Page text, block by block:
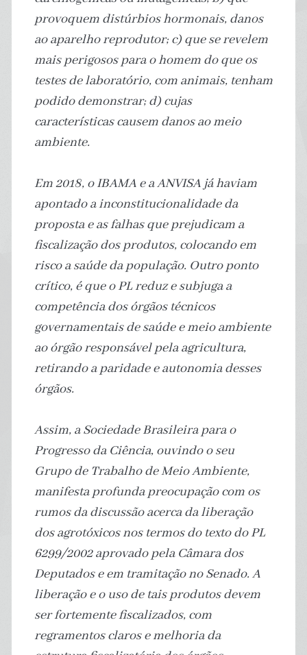
provoquem distúrbios hormonais, danos
ao aparelho reprodutor; c) que se revelem
mais perigosos para o homem do que os
testes de laboratório, com animais, tenham
podido demonstrar; d) cujas
características causem danos ao meio
ambiente.
Em 2018, o IBAMA e a ANVISA já haviam
apontado a inconstitucionalidade da
proposta e as falhas que prejudicam a
fiscalização dos produtos, colocando em
risco a saúde da população. Outro ponto
crítico, é que o PL reduz e subjuga a
competência dos órgãos técnicos
governamentais de saúde e meio ambiente
ao órgão responsável pela agricultura,
retirando a paridade e autonomia desses
órgãos.
Assim, a Sociedade Brasileira para o
Progresso da Ciência, ouvindo o seu
Grupo de Trabalho de Meio Ambiente,
manifesta profunda preocupação com os
rumos da discussão acerca da liberação
dos agrotóxicos nos termos do texto do PL
6299/2002 aprovado pela Câmara dos
Deputados e em tramitação no Senado. A
liberação e o uso de tais produtos devem
ser fortemente fiscalizados, com
regramentos claros e melhoria da